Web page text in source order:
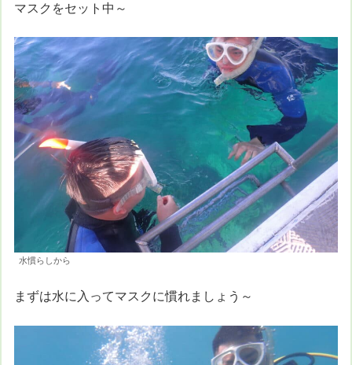
マスクをセット中～
水慣らしから
まずは水に入ってマスクに慣れましょう～